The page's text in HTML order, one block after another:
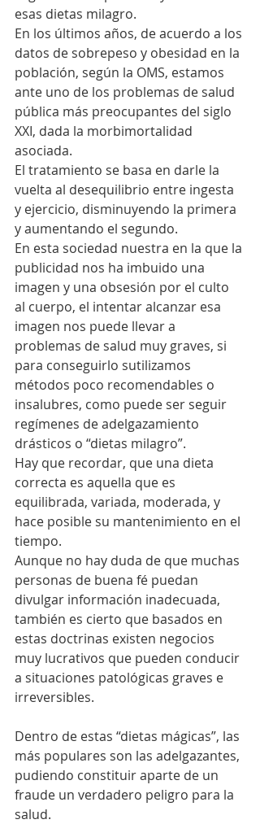
esas dietas milagro.
En los últimos años, de acuerdo a los
datos de sobrepeso y obesidad en la
población, según la OMS, estamos
ante uno de los problemas de salud
pública más preocupantes del siglo
XXI, dada la morbimortalidad
asociada.
El tratamiento se basa en darle la
vuelta al desequilibrio entre ingesta
y ejercicio, disminuyendo la primera
y aumentando el segundo.
En esta sociedad nuestra en la que la
publicidad nos ha imbuido una
imagen y una obsesión por el culto
al cuerpo, el intentar alcanzar esa
imagen nos puede llevar a
problemas de salud muy graves, si
para conseguirlo sutilizamos
métodos poco recomendables o
insalubres, como puede ser seguir
regímenes de adelgazamiento
drásticos o “dietas milagro”.
Hay que recordar, que una dieta
correcta es aquella que es
equilibrada, variada, moderada, y
hace posible su mantenimiento en el
tiempo.
Aunque no hay duda de que muchas
personas de buena fé puedan
divulgar información inadecuada,
también es cierto que basados en
estas doctrinas existen negocios
muy lucrativos que pueden conducir
a situaciones patológicas graves e
irreversibles.
Dentro de estas “dietas mágicas”, las
más populares son las adelgazantes,
pudiendo constituir aparte de un
fraude un verdadero peligro para la
salud.